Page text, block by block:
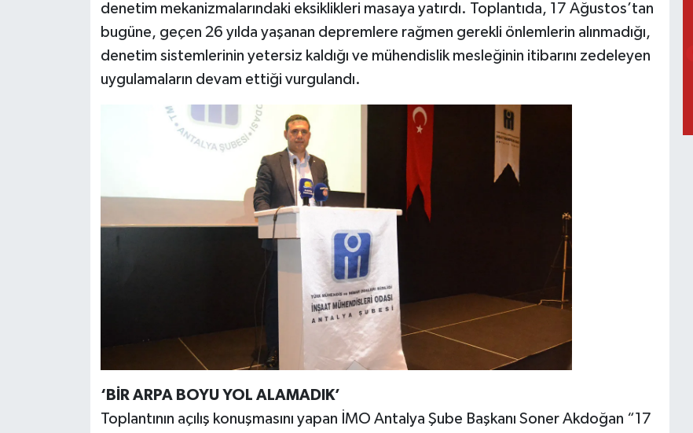
denetim mekanizmalarındaki eksiklikleri masaya yatırdı. Toplantıda, 17 Ağustos’tan
bugüne, geçen 26 yılda yaşanan depremlere rağmen gerekli önlemlerin alınmadığı,
denetim sistemlerinin yetersiz kaldığı ve mühendislik mesleğinin itibarını zedeleyen
uygulamaların devam ettiği vurgulandı.
‘BİR ARPA BOYU YOL ALAMADIK’
Toplantının açılış konuşmasını yapan İMO Antalya Şube Başkanı Soner Akdoğan “17